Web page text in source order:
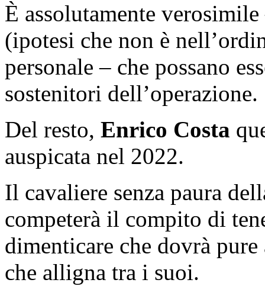
È assolutamente
(ipotesi che non è
personale – che possano
sostenitori dell’operazione.
Del resto, Enrico Costa
auspicata nel 2022.
Il cavaliere senza paura
competerà il compito di
dimenticare che dovrà
che alligna tra i suoi.